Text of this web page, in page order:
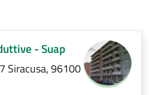
- Suap
Siracusa, 96100